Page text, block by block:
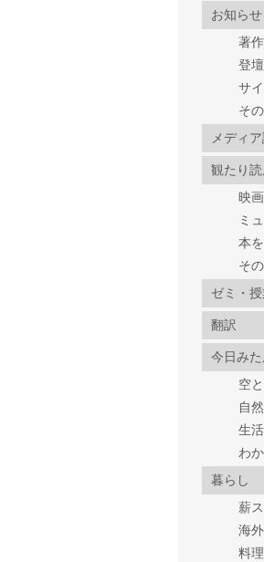
お知らせ
著
登
サ
そ
メディ
観たり読
映
ミ
本
そ
ゼミ・授
翻訳
今日み
空
自
生
わ
暮らし
薪
海
料理